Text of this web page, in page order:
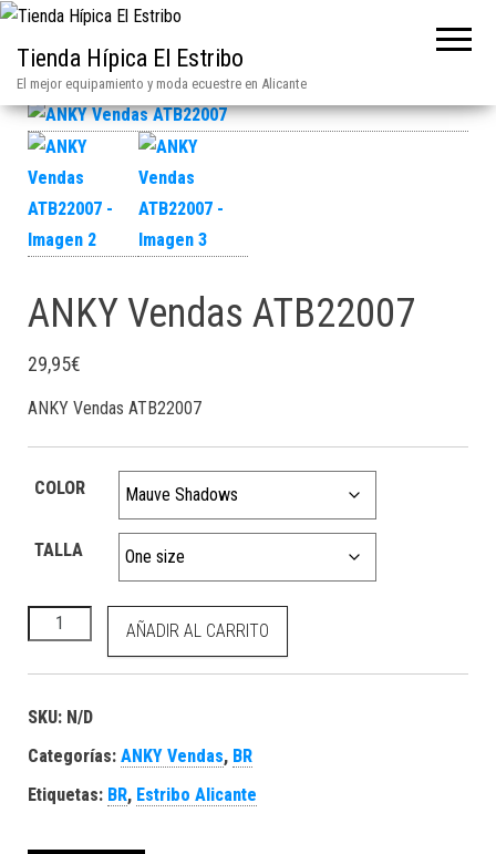
Tienda Hípica El Estribo
El mejor equipamiento y moda ecuestre en Alicante
ANKY Vendas ATB22007
29,95€
ANKY Vendas ATB22007
COLOR
TALLA
ANKY Vendas ATB22007 cantidad
AÑADIR AL CARRITO
SKU: N/D
Categorías: ANKY Vendas, BR
Etiquetas: BR, Estribo Alicante